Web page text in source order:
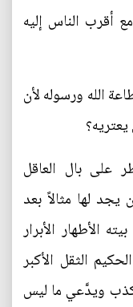
أقرب الناس إليه
الله ورسوله لأن
على بال العاقل
يجد لها مثالاً بعد
الأطهار الأبرار
الثقل الأكبر
ويدَّعي ما ليس